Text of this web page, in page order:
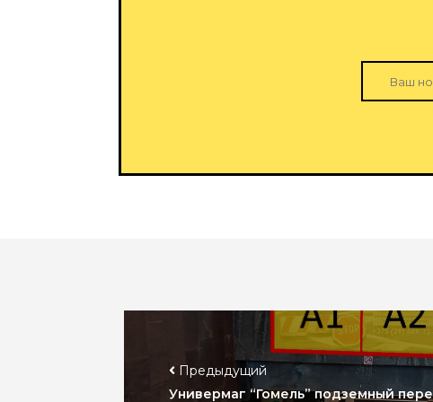
Предыдущий
Универмаг “Гомель” подземный